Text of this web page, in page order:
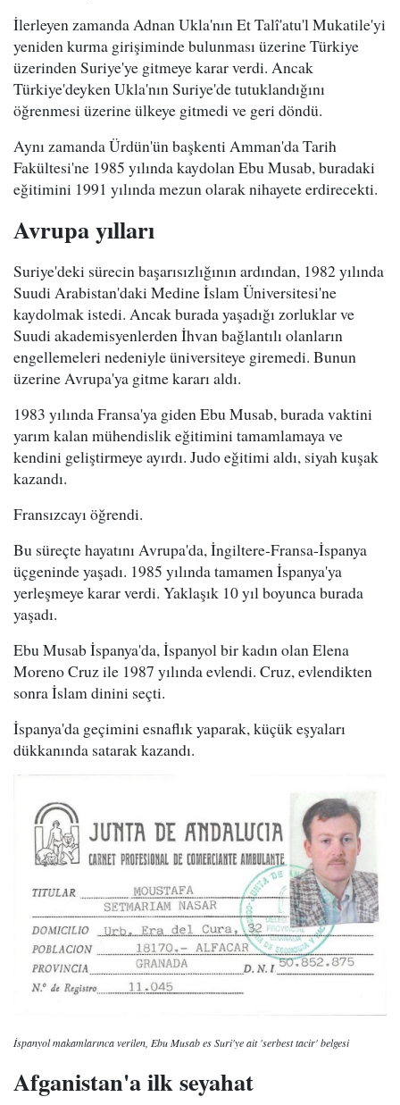
İlerleyen zamanda Adnan Ukla'nın Et Talî'atu'l Mukatile'yi
yeniden kurma girişiminde bulunması üzerine Türkiye
üzerinden Suriye'ye gitmeye karar verdi. Ancak
Türkiye'deyken Ukla'nın Suriye'de tutuklandığını
öğrenmesi üzerine ülkeye gitmedi ve geri döndü.
Aynı zamanda Ürdün'ün başkenti Amman'da Tarih
Fakültesi'ne 1985 yılında kaydolan Ebu Musab, buradaki
eğitimini 1991 yılında mezun olarak nihayete erdirecekti.
Avrupa yılları
Suriye'deki sürecin başarısızlığının ardından, 1982 yılında
Suudi Arabistan'daki Medine İslam Üniversitesi'ne
kaydolmak istedi. Ancak burada yaşadığı zorluklar ve
Suudi akademisyenlerden İhvan bağlantılı olanların
engellemeleri nedeniyle üniversiteye giremedi. Bunun
üzerine Avrupa'ya gitme kararı aldı.
1983 yılında Fransa'ya giden Ebu Musab, burada vaktini
yarım kalan mühendislik eğitimini tamamlamaya ve
kendini geliştirmeye ayırdı. Judo eğitimi aldı, siyah kuşak
kazandı.
Fransızcayı öğrendi.
Bu süreçte hayatını Avrupa'da, İngiltere-Fransa-İspanya
üçgeninde yaşadı. 1985 yılında tamamen İspanya'ya
yerleşmeye karar verdi. Yaklaşık 10 yıl boyunca burada
yaşadı.
Ebu Musab İspanya'da, İspanyol bir kadın olan Elena
Moreno Cruz ile 1987 yılında evlendi. Cruz, evlendikten
sonra İslam dinini seçti.
İspanya'da geçimini esnaflık yaparak, küçük eşyaları
dükkanında satarak kazandı.
İspanyol makamlarınca verilen, Ebu Musab es Suri'ye ait 'serbest tacir' belgesi
Afganistan'a ilk seyahat